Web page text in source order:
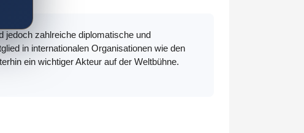
jedoch zahlreiche diplomatische und
in internationalen Organisationen wie den
ein wichtiger Akteur auf der Weltbühne.